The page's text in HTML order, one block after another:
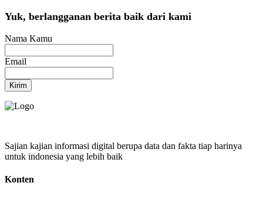
Yuk, berlangganan berita baik dari kami
Nama Kamu
Email
Kirim
Sajian kajian informasi digital berupa data dan fakta tiap harinya
untuk indonesia yang lebih baik
Konten